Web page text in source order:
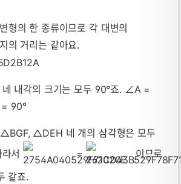
형의 한 종류이므로 각 대변의
의 거리는 같아요.
네 내각의 크기는 모두 90°죠. ∠A =
90°
△DEH 네 개의 삼각형은 모두
라서
=
이므로
같죠.